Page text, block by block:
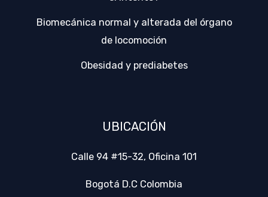
Biomecánica normal y alterada del órgano
de locomoción
Obesidad y prediabetes
UBICACIÓN
Calle 94 #15-32, Oficina 101
Bogotá D.C Colombia